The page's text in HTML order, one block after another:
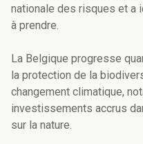
nationale des risques et a
à prendre.
La Belgique progresse
la protection de la
changement climatique,
investissements accrus
sur la nature.